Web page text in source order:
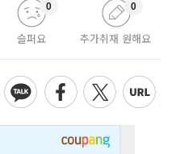
슬퍼요
0
추가취재 원해요
0